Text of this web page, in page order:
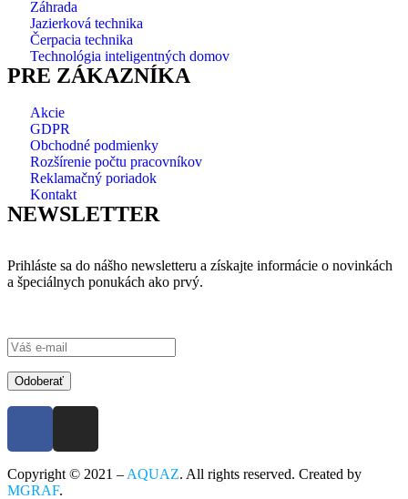
Záhrada
Jazierková technika
Čerpacia technika
Technológia inteligentných domov
PRE ZÁKAZNÍKA
Akcie
GDPR
Obchodné podmienky
Rozšírenie počtu pracovníkov
Reklamačný poriadok
Kontakt
NEWSLETTER
Prihláste sa do nášho newsletteru a získajte informácie o novinkách
a špeciálnych ponukách ako prvý.
Odoberať
Copyright © 2021 – AQUAZ. All rights reserved. Created by
MGRAF.